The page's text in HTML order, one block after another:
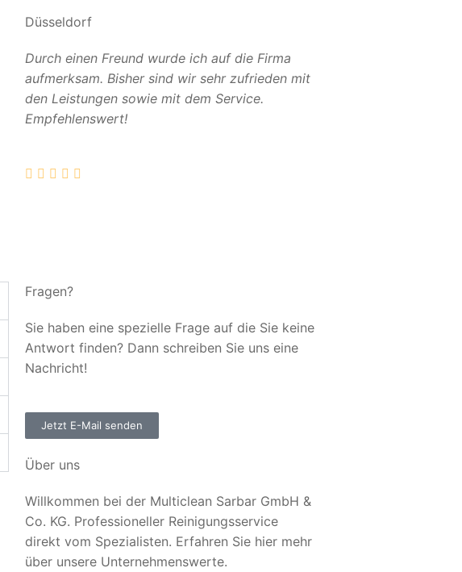
Düsseldorf
Durch einen Freund wurde ich auf die Firma
aufmerksam. Bisher sind wir sehr zufrieden mit
den Leistungen sowie mit dem Service.
Empfehlenswert!
Fragen?
Sie haben eine spezielle Frage auf die Sie keine
Antwort finden? Dann schreiben Sie uns eine
Nachricht!
Jetzt E-Mail senden
Über uns
Willkommen bei der Multiclean Sarbar GmbH &
Co. KG. Professioneller Reinigungsservice
direkt vom Spezialisten. Erfahren Sie hier mehr
über unsere Unternehmenswerte.